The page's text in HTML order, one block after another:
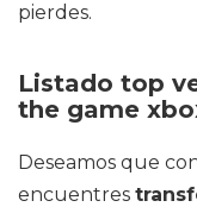
pierdes.
Listado top
the game
Deseamos que
encuentres